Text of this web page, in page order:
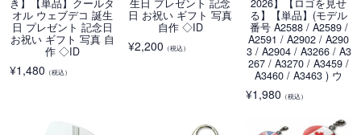
き】【単品】クールタ
オル ウェブデコ 誕生
日 プレゼント 記念日
お祝い ギフト 写真 自
作 ◇ID
¥1,480 （税込）
生日 プレゼント 記念
日 お祝い ギフト 写真
自作 ◇ID
¥2,200 （税込）
2026】【ロゴを見せ
る】【単品】(モデル
番号 A2588 / A2589 /
A2591 / A2902 / A290
3 / A2904 / A3266 / A3
267 / A3270 / A3459 /
A3460 / A3463 ) ウ
¥1,980 （税込）